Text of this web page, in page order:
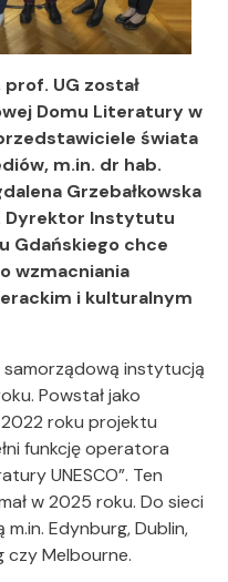
UG został
Domu Literatury w
świata
m.in. dr hab.
Grzebałkowska
Dyrektor Instytutu
Gdańskiego chce
wzmacniania
i kulturalnym
instytucją
Powstał jako
roku projektu
funkcję operatora
UNESCO”. Ten
w 2025 roku. Do sieci
Edynburg, Dublin,
czy Melbourne.